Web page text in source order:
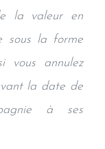
la valeur en
sous la forme
vous annulez
la date de
à ses